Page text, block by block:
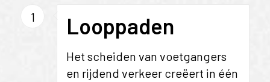
1 Looppaden
Het scheiden van voetgangers
en rijdend verkeer creëert in één